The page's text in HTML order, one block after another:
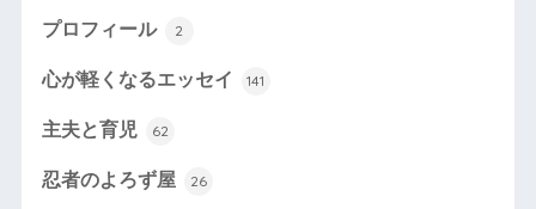
プロフィール 2
心が軽くなるエッセイ 141
主夫と育児 62
忍者のよろず屋 26